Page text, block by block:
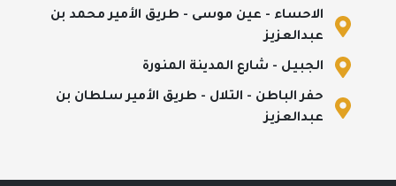
الاحساء - عين موسى - طريق الأمير محمد بن
عبدالعزيز
الجبيل - شارع المدينة المنورة
حفر الباطن - التلال - طريق الأمير سلطان بن
عبدالعزيز